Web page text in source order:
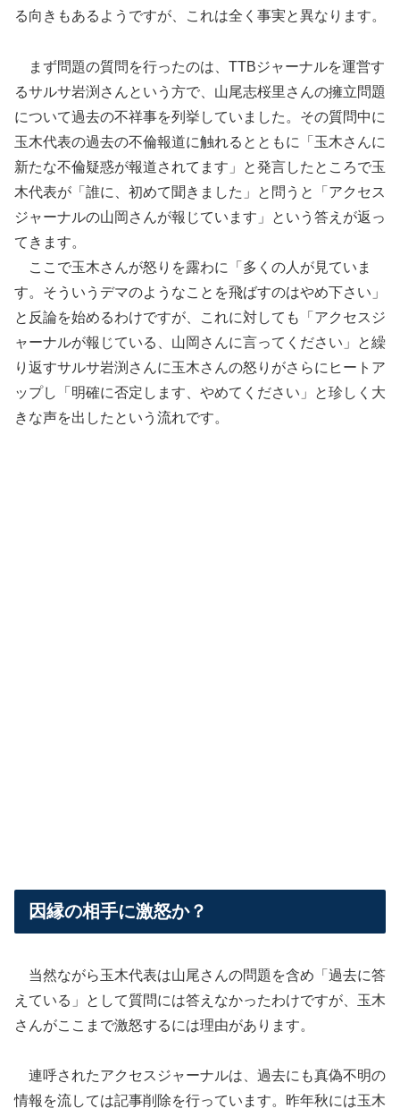
る向きもあるようですが、これは全く事実と異なります。
まず問題の質問を行ったのは、TTBジャーナルを運営す
るサルサ岩渕さんという方で、山尾志桜里さんの擁立問題
について過去の不祥事を列挙していました。その質問中に
玉木代表の過去の不倫報道に触れるとともに「玉木さんに
新たな不倫疑惑が報道されてます」と発言したところで玉
木代表が「誰に、初めて聞きました」と問うと「アクセス
ジャーナルの山岡さんが報じています」という答えが返っ
てきます。
ここで玉木さんが怒りを露わに「多くの人が見ていま
す。そういうデマのようなことを飛ばすのはやめ下さい」
と反論を始めるわけですが、これに対しても「アクセスジ
ャーナルが報じている、山岡さんに言ってください」と繰
り返すサルサ岩渕さんに玉木さんの怒りがさらにヒートア
ップし「明確に否定します、やめてください」と珍しく大
きな声を出したという流れです。
因縁の相手に激怒か？
当然ながら玉木代表は山尾さんの問題を含め「過去に答
えている」として質問には答えなかったわけですが、玉木
さんがここまで激怒するには理由があります。
連呼されたアクセスジャーナルは、過去にも真偽不明の
情報を流しては記事削除を行っています。昨年秋には玉木